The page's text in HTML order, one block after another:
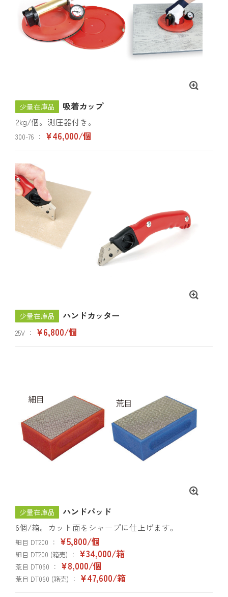
少量在庫品 吸着カップ
2kg/個。測圧器付き。
300-76 ： ¥46,000/個
少量在庫品 ハンドカッター
25V ： ¥6,800/個
少量在庫品 ハンドパッド
6個/箱。カット面をシャープに仕上げます。
細目 DT200 ： ¥5,800/個
細目 DT200 (箱売) ： ¥34,000/箱
荒目 DT060 ： ¥8,000/個
荒目 DT060 (箱売) ： ¥47,600/箱